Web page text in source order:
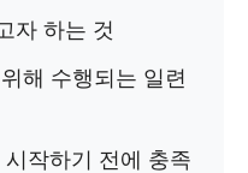
자 하는 것
해 수행되는 일련
작하기 전에 충족